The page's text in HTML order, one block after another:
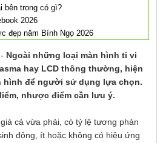
bên trong có gì?
2026
đẹp năm Bính Ngọ 2026
- Ngoài những loại màn hình ti vi
hay LCD thông thường, hiện
hình để người sử dụng lựa chọn.
nhược điểm cần lưu ý.
cả vừa phải, có tỷ lệ tương phản
động, ít hoặc không có hiệu ứng